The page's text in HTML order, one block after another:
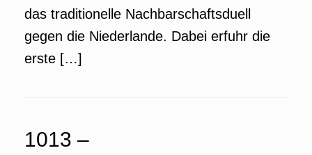
das traditionelle Nachbarschaftsduell
gegen die Niederlande. Dabei erfuhr die
erste […]
1013 –